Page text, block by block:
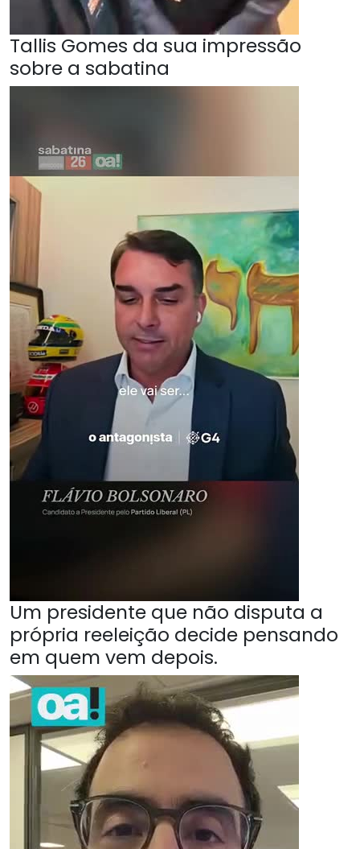
Tallis Gomes da sua impressão
sobre a sabatina
Um presidente que não disputa a
própria reeleição decide pensando
em quem vem depois.